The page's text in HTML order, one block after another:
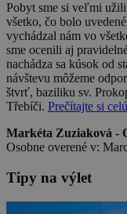
Pobyt sme si veľmi
všetko, čo bolo
vychádzal nám vo
sme ocenili aj
nachádza sa kúsok od
návštevu môžeme
štvrť, baziliku sv.
Třebíči. Prečítajte si
Markéta Zuziaková -
Osobne overené v:
Tipy na výlet